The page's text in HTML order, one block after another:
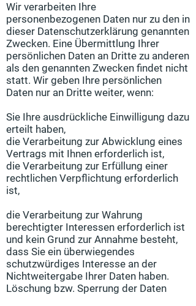
Wir verarbeiten Ihre
personenbezogenen Daten nur zu den in
dieser Datenschutzerklärung genannten
Zwecken. Eine Übermittlung Ihrer
persönlichen Daten an Dritte zu anderen
als den genannten Zwecken findet nicht
statt. Wir geben Ihre persönlichen
Daten nur an Dritte weiter, wenn:
Sie Ihre ausdrückliche Einwilligung dazu
erteilt haben,
die Verarbeitung zur Abwicklung eines
Vertrags mit Ihnen erforderlich ist,
die Verarbeitung zur Erfüllung einer
rechtlichen Verpflichtung erforderlich
ist,
die Verarbeitung zur Wahrung
berechtigter Interessen erforderlich ist
und kein Grund zur Annahme besteht,
dass Sie ein überwiegendes
schutzwürdiges Interesse an der
Nichtweitergabe Ihrer Daten haben.
Löschung bzw. Sperrung der Daten